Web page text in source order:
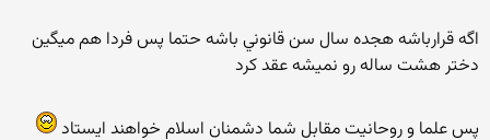
اگه قرارباشه هجده سال سن قانوني باشه حتما پس فردا هم ميگين
دختر هشت ساله رو نميشه عقد كرد
پس علما و روحانيت مقابل شما دشمنان اسلام خواهند ايستاد